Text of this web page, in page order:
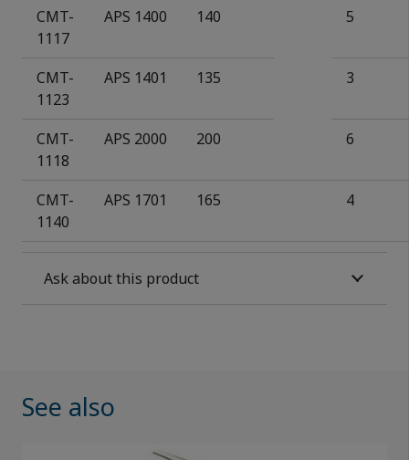
CMT-
1117
APS 1400 140 5
CMT-
1123
APS 1401 135 3
CMT-
1118
APS 2000 200 6
CMT-
1140
APS 1701 165 4
Ask about this product
See also